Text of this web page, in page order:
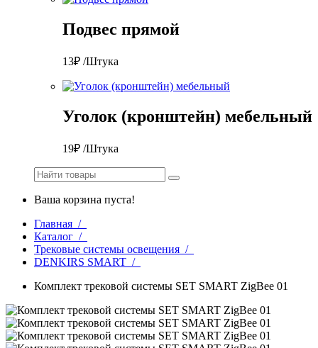
Подвес прямой
13₽ /Штука
Уголок (кронштейн) мебельный
19₽ /Штука
Ваша корзина пуста!
Главная /
Каталог /
Трековые системы освещения /
DENKIRS SMART /
Комплект трековой системы SET SMART ZigBee 01